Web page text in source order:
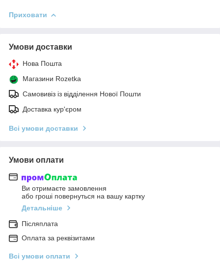
Приховати
Умови доставки
Нова Пошта
Магазини Rozetka
Самовивіз із відділення Нової Пошти
Доставка кур'єром
Всі умови доставки
Умови оплати
Ви отримаєте замовлення
або гроші повернуться на вашу картку
Детальніше
Післяплата
Оплата за реквізитами
Всі умови оплати